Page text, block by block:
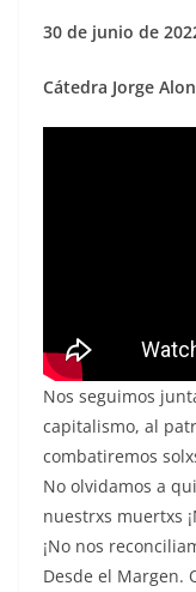
30 de junio de
Cátedra Jorge
Nos seguimos
capitalismo, al
combatiremos
No olvidamos a
nuestrxs muertxs
¡No nos
Desde el Margen.